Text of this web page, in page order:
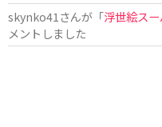
skynko41 さんが「浮世絵ス
メントしました